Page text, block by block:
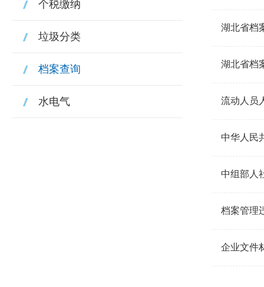
个税缴纳
垃圾分类
档案查询
水电气
湖北省档
湖北省档
流动人员
中华人民
中组部人
档案管理
企业文件